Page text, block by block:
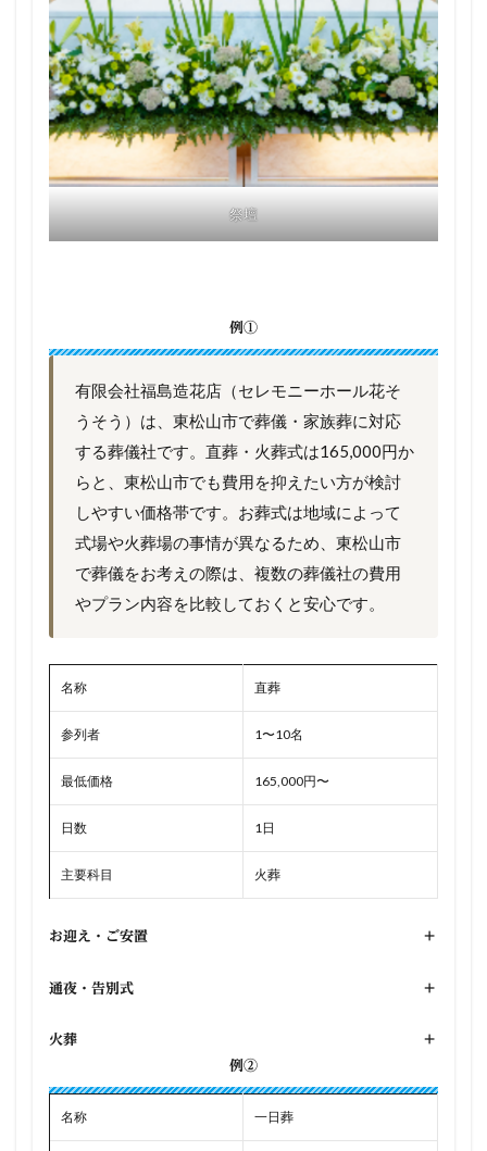
祭壇
例①
有限会社福島造花店（セレモニーホール花そ
うそう）は、東松山市で葬儀・家族葬に対応
する葬儀社です。直葬・火葬式は165,000円か
らと、東松山市でも費用を抑えたい方が検討
しやすい価格帯です。お葬式は地域によって
式場や火葬場の事情が異なるため、東松山市
で葬儀をお考えの際は、複数の葬儀社の費用
やプラン内容を比較しておくと安心です。
名称 直葬
参列者 1〜10名
最低価格 165,000円〜
日数 1日
主要科目 火葬
お迎え・ご安置 +
通夜・告別式 +
火葬
+
例②
名称 一日葬